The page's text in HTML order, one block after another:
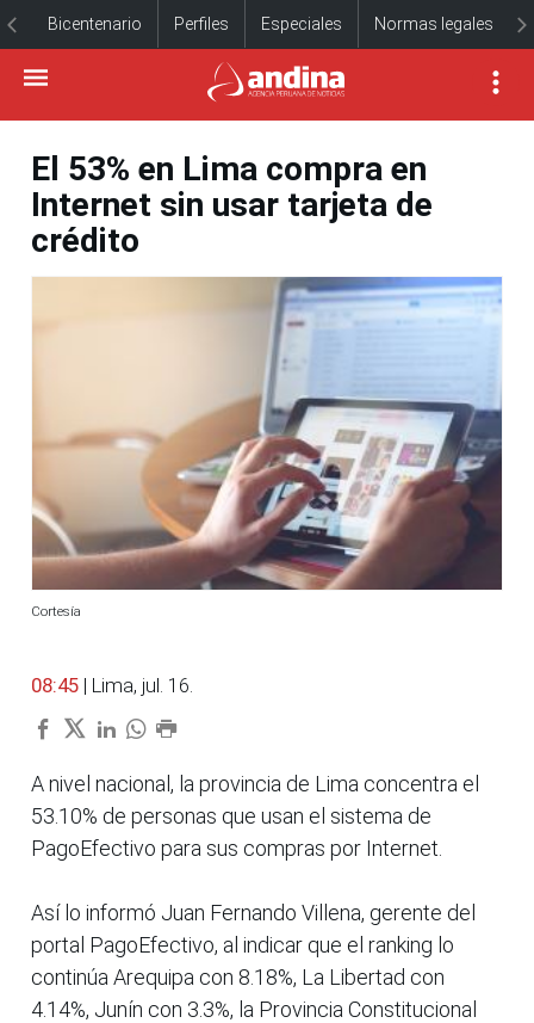
Bicentenario Perfiles Especiales Normas legales
El 53% en Lima compra en
Internet sin usar tarjeta de
crédito
Cortesía
08:45 | Lima, jul. 16.
A nivel nacional, la provincia de Lima concentra el
53.10% de personas que usan el sistema de
PagoEfectivo para sus compras por Internet.
Así lo informó Juan Fernando Villena, gerente del
portal PagoEfectivo, al indicar que el ranking lo
continúa Arequipa con 8.18%, La Libertad con
4.14%, Junín con 3.3%, la Provincia Constitucional